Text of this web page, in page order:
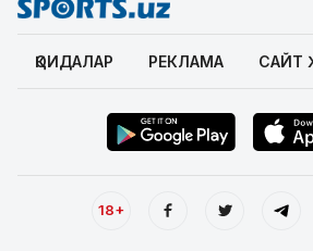
ҚОИДАЛАР РЕКЛАМА САЙТ
18+